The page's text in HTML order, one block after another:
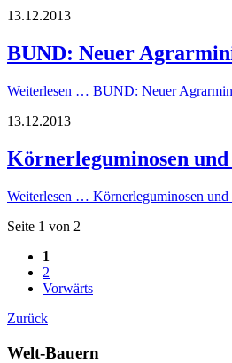
13.12.2013
BUND: Neuer
Weiterlesen … BUND: Neuer
13.12.2013
Körnerleguminosen
Weiterlesen … Körnerleguminosen
Seite 1 von 2
1
2
Vorwärts
Zurück
Welt-Bauern